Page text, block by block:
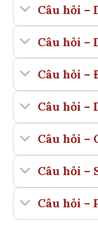
Câu hỏi –
Câu hỏi
Câu hỏi –
Câu hỏi –
Câu hỏi –
Câu hỏi –
Câu hỏi –